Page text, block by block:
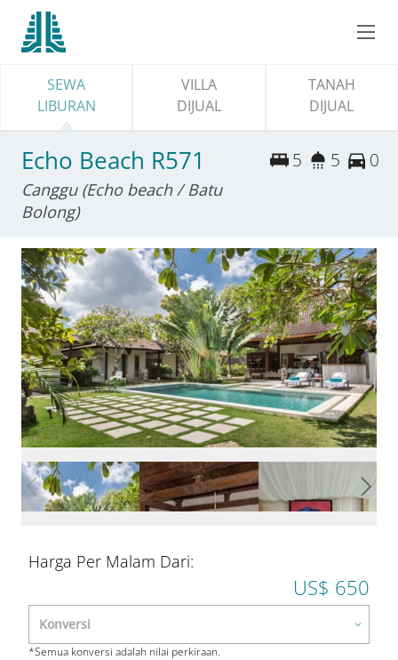
SEWA
LIBURAN
VILLA
DIJUAL
TANAH
DIJUAL
Echo Beach R571
Canggu (Echo beach / Batu
Bolong)
5 5 0
Harga Per Malam Dari:
US$ 650
*Semua konversi adalah nilai perkiraan.